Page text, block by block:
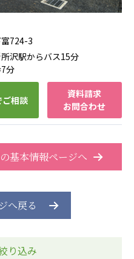
会社 G.com R＆M
724-3
沢駅からバス15分
分
ご相談
資料請求
お問合わせ
基本情報ページへ
へ戻る
り込み